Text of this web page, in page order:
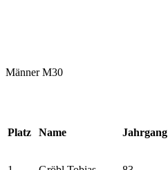
Männer M30
Platz Name Jahrgang